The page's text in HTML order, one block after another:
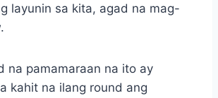
layunin sa kita, agad na mag-
na pamamaraan na ito ay
kahit na ilang round ang